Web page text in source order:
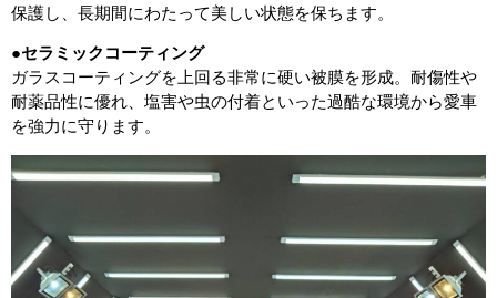
保護し、長期間にわたって美しい状態を保ちます。
●セラミックコーティング
ガラスコーティングを上回る非常に硬い被膜を形成。耐傷性や
耐薬品性に優れ、塩害や虫の付着といった過酷な環境から愛車
を強力に守ります。